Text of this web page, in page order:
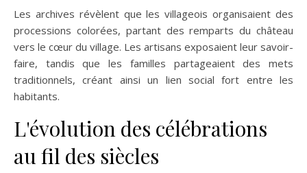
Les archives révèlent que les villageois organisaient des
processions colorées, partant des remparts du château
vers le cœur du village. Les artisans exposaient leur savoir-
faire, tandis que les familles partageaient des mets
traditionnels, créant ainsi un lien social fort entre les
habitants.
L'évolution des célébrations
au fil des siècles